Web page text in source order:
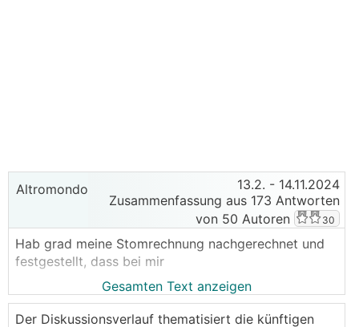
Altromondo 13.2. - 14.11.2024
Zusammenfassung aus 173 Antworten
von 50 Autoren
30
Hab grad meine Stomrechnung nachgerechnet und
festgestellt, dass bei mir
Netznutzungsentgelt
von 3.80 Cent/kWh auf
Gesamten Text anzeigen
Der Diskussionsverlauf thematisiert die künftigen